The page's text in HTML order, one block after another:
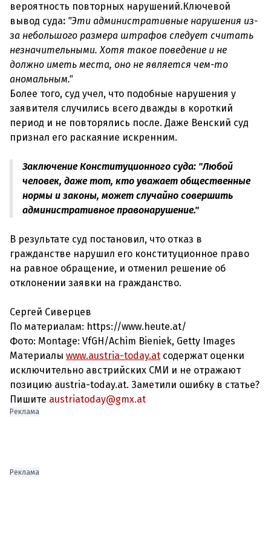
вероятность повторных нарушений.Ключевой
вывод суда: "Эти административные нарушения из-
за небольшого размера штрафов следует считать
незначительными. Хотя такое поведение и не
должно иметь места, оно не является чем-то
аномальным."
Более того, суд учел, что подобные нарушения у
заявителя случились всего дважды в короткий
период и не повторялись после. Даже Венский суд
признал его раскаяние искренним.
Заключение Конституционного суда: "Любой
человек, даже тот, кто уважает общественные
нормы и законы, может случайно совершить
административное правонарушение."
В результате суд постановил, что отказ в
гражданстве нарушил его конституционное право
на равное обращение, и отменил решение об
отклонении заявки на гражданство.
Сергей Сиверцев
По материалам: https://www.heute.at/
Фото: Montage: VfGH/Achim Bieniek, Getty Images
Материалы www.austria-today.at содержат оценки
исключительно австрийских СМИ и не отражают
позицию austria-today.at. Заметили ошибку в статье?
Пишите austriatoday@gmx.at
Реклама
Реклама